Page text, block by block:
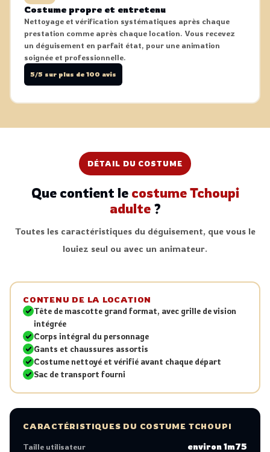
Costume propre et entretenu
Nettoyage et vérification systématiques après chaque
prestation comme après chaque location. Vous recevez
un déguisement en parfait état, pour une animation
soignée et professionnelle.
5/5 sur plus de 100 avis
DÉTAIL DU COSTUME
Que contient le costume Tchoupi
adulte?
Toutes les caractéristiques du déguisement, que vous le
louiez seul ou avec un animateur.
CONTENU DE LA LOCATION
Tête de mascotte grand format, avec grille de vision
intégrée
Corps intégral du personnage
Gants et chaussures assortis
Costume nettoyé et vérifié avant chaque départ
Sac de transport fourni
CARACTÉRISTIQUES DU COSTUME TCHOUPI
Taille utilisateur environ 1m75